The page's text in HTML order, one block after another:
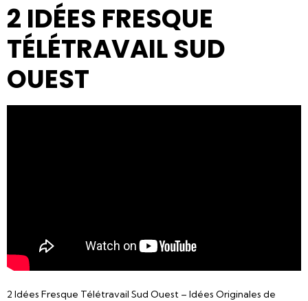
2 IDÉES FRESQUE
TÉLÉTRAVAIL SUD
OUEST
2 Idées Fresque Télétravail Sud Ouest – Idées Originales de